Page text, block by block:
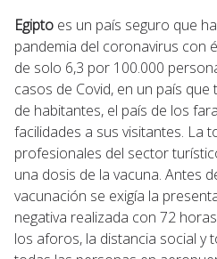
Egipto es un país seguro que
pandemia del coronavirus con
de solo 6,3 por 100.000
casos de Covid, en un país
de habitantes, el país de los
facilidades a sus visitantes. La
profesionales del sector
una dosis de la vacuna. Antes
vacunación se exigía la
negativa realizada con 72
los aforos, la distancia social y